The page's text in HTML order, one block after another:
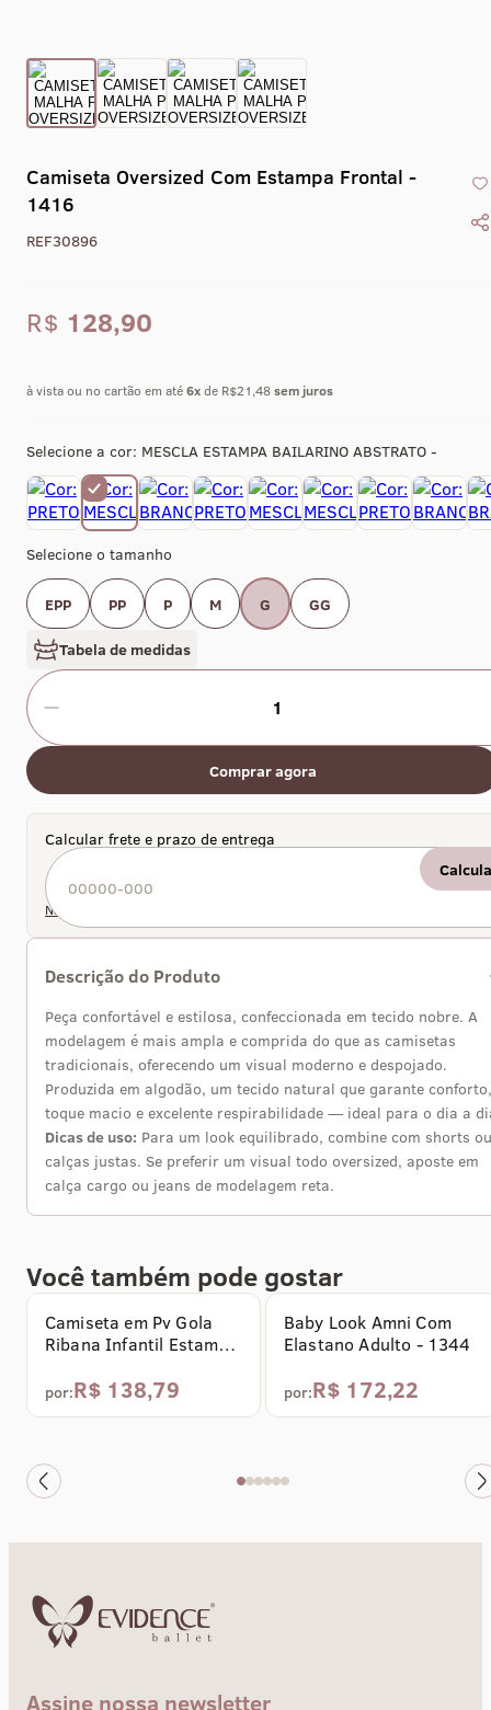
Camiseta Oversized Com Estampa Frontal -
1416
REF30896
R$ 128,90
à vista ou no cartão em até6xde R$21,48sem juros
Selecione a cor: MESCLA ESTAMPA BAILARINO ABSTRATO -
Selecione o tamanho
EPP PP P M G GG
Tabela de medidas
1
Comprar agora
Calcular frete e prazo de entrega
Não sei meu CEP
Descrição do Produto
Peça confortável e estilosa, confeccionada em tecido nobre. A
modelagem é mais ampla e comprida do que as camisetas
tradicionais, oferecendo um visual moderno e despojado.
Produzida em algodão, um tecido natural que garante conforto,
toque macio e excelente respirabilidade — ideal para o dia a
Dicas de uso: Para um look equilibrado, combine com shorts ou
calças justas. Se preferir um visual todo oversized, aposte em
calça cargo ou jeans de modelagem reta.
Você também pode gostar
Camiseta em Pv Gola
Ribana Infantil Estampa
por:R$ 138,79
Baby Look Amni Com
Elastano Adulto - 1344
por:R$ 172,22
Assine nossa newsletter